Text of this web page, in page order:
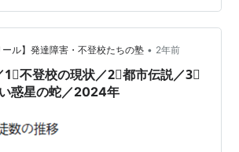
です。 教育熱心が子どもとうまく 噛み
問題ありません…
ール】発達障害・不登校たちの塾 • 2年前
不登校の現状／2⃣都市伝説／3⃣
惑星の蛇／2024年